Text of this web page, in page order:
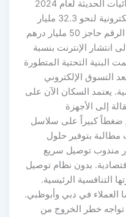
المستهلكين الشرائية. تشير الإحصائيات الحديثة لعام 2024
إلى وصول حجم سوق التجارة الإلكترونية لنحو 32.3 مليار
درهم. يتوقع الخبراء أن يتجاوز هذا الرقم حاجز 50 مليار درهم
النمو إلى انتشار الإنترنت بنسبة
البنية التحتية المتطورة
التسوق الإلكتروني
يعتمد السكان الآن على
إلى الأجهزة
ضغطاً كبيراً على سلاسل
مطالبة بتوفير حلول
مندوب توصيل سريع
بدون نظام توصيل
التنافسية الرئيسية.
العملاء في دبي وأبوظبي.
تواجه خطر الخروج من